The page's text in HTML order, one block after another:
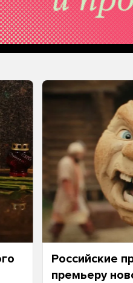
Российские
премьеру